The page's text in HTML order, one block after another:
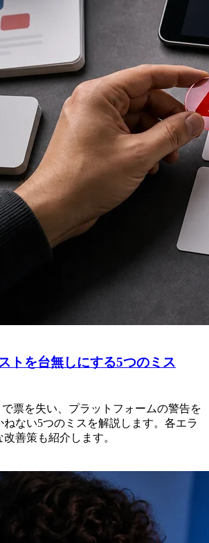
トを台無しにする5つのミス
票を失い、プラットフォームの警告を
ない5つのミスを解説します。各エラ
善策も紹介します。